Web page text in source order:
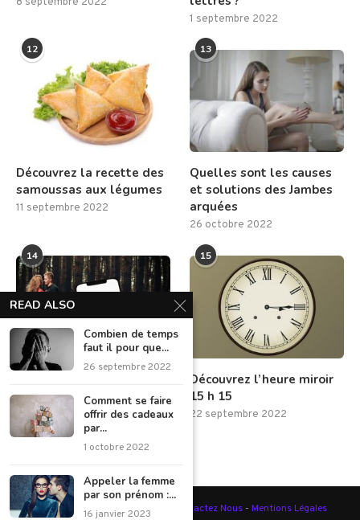
1 septembre 2022
12
Découvrez la recette des
samoussas aux légumes
11 septembre 2022
13
Quelles sont les causes
et solutions des Jambes
arquées
26 octobre 2022
14
mari infidèle
5 septembre 2022
15
Découvrez l’heure miroir
15 h 15
22 septembre 2022
@2023 - Tous droits réservés - Contactez Nous - Mentions Légales
READ ALSO
Combien de temps
faut il pour que...
26 septembre 2022
Comment se faire
offrir des cadeaux
par...
1 octobre 2022
Appeler la femme
par son prénom :...
16 janvier 2023